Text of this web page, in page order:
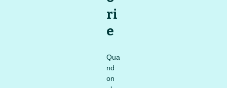
ri
e
Qua
nd
on